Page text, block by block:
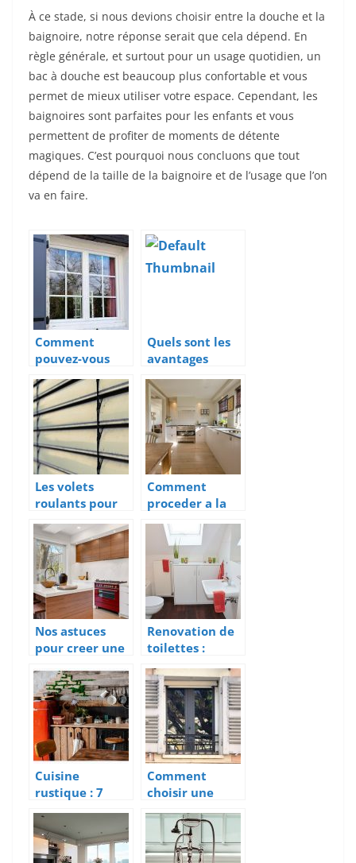
À ce stade, si nous devions choisir entre la douche et la
baignoire, notre réponse serait que cela dépend. En
règle générale, et surtout pour un usage quotidien, un
bac à douche est beaucoup plus confortable et vous
permet de mieux utiliser votre espace. Cependant, les
baignoires sont parfaites pour les enfants et vous
permettent de profiter de moments de détente
magiques. C’est pourquoi nous concluons que tout
dépend de la taille de la baignoire et de l’usage que l’on
va en faire.
Comment
pouvez-vous
choisir vos
fenêtres pour
vos maisons?
Quels sont les
avantages
d’utilisation
des portes
vitrées ?
Les volets
roulants pour
vos portes et
fenetres : Est-ce
une bonne idee
?
Comment
proceder a la
renovation de
sa cuisine
efficacement ?
Nos astuces
pour creer une
cuisine aeree,
elegante et
lumineuse
Renovation de
toilettes :
Comment s’y
prendre ?
Cuisine
rustique : 7
chemins
pertinents
pour la
Comment
choisir une
barre d’appui
de fenetre en
inox